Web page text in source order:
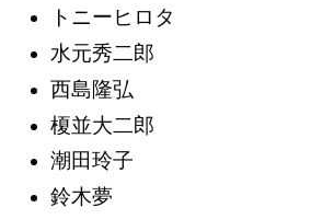
トニーヒロタ
水元秀二郎
西島隆弘
榎並大二郎
潮田玲子
鈴木夢